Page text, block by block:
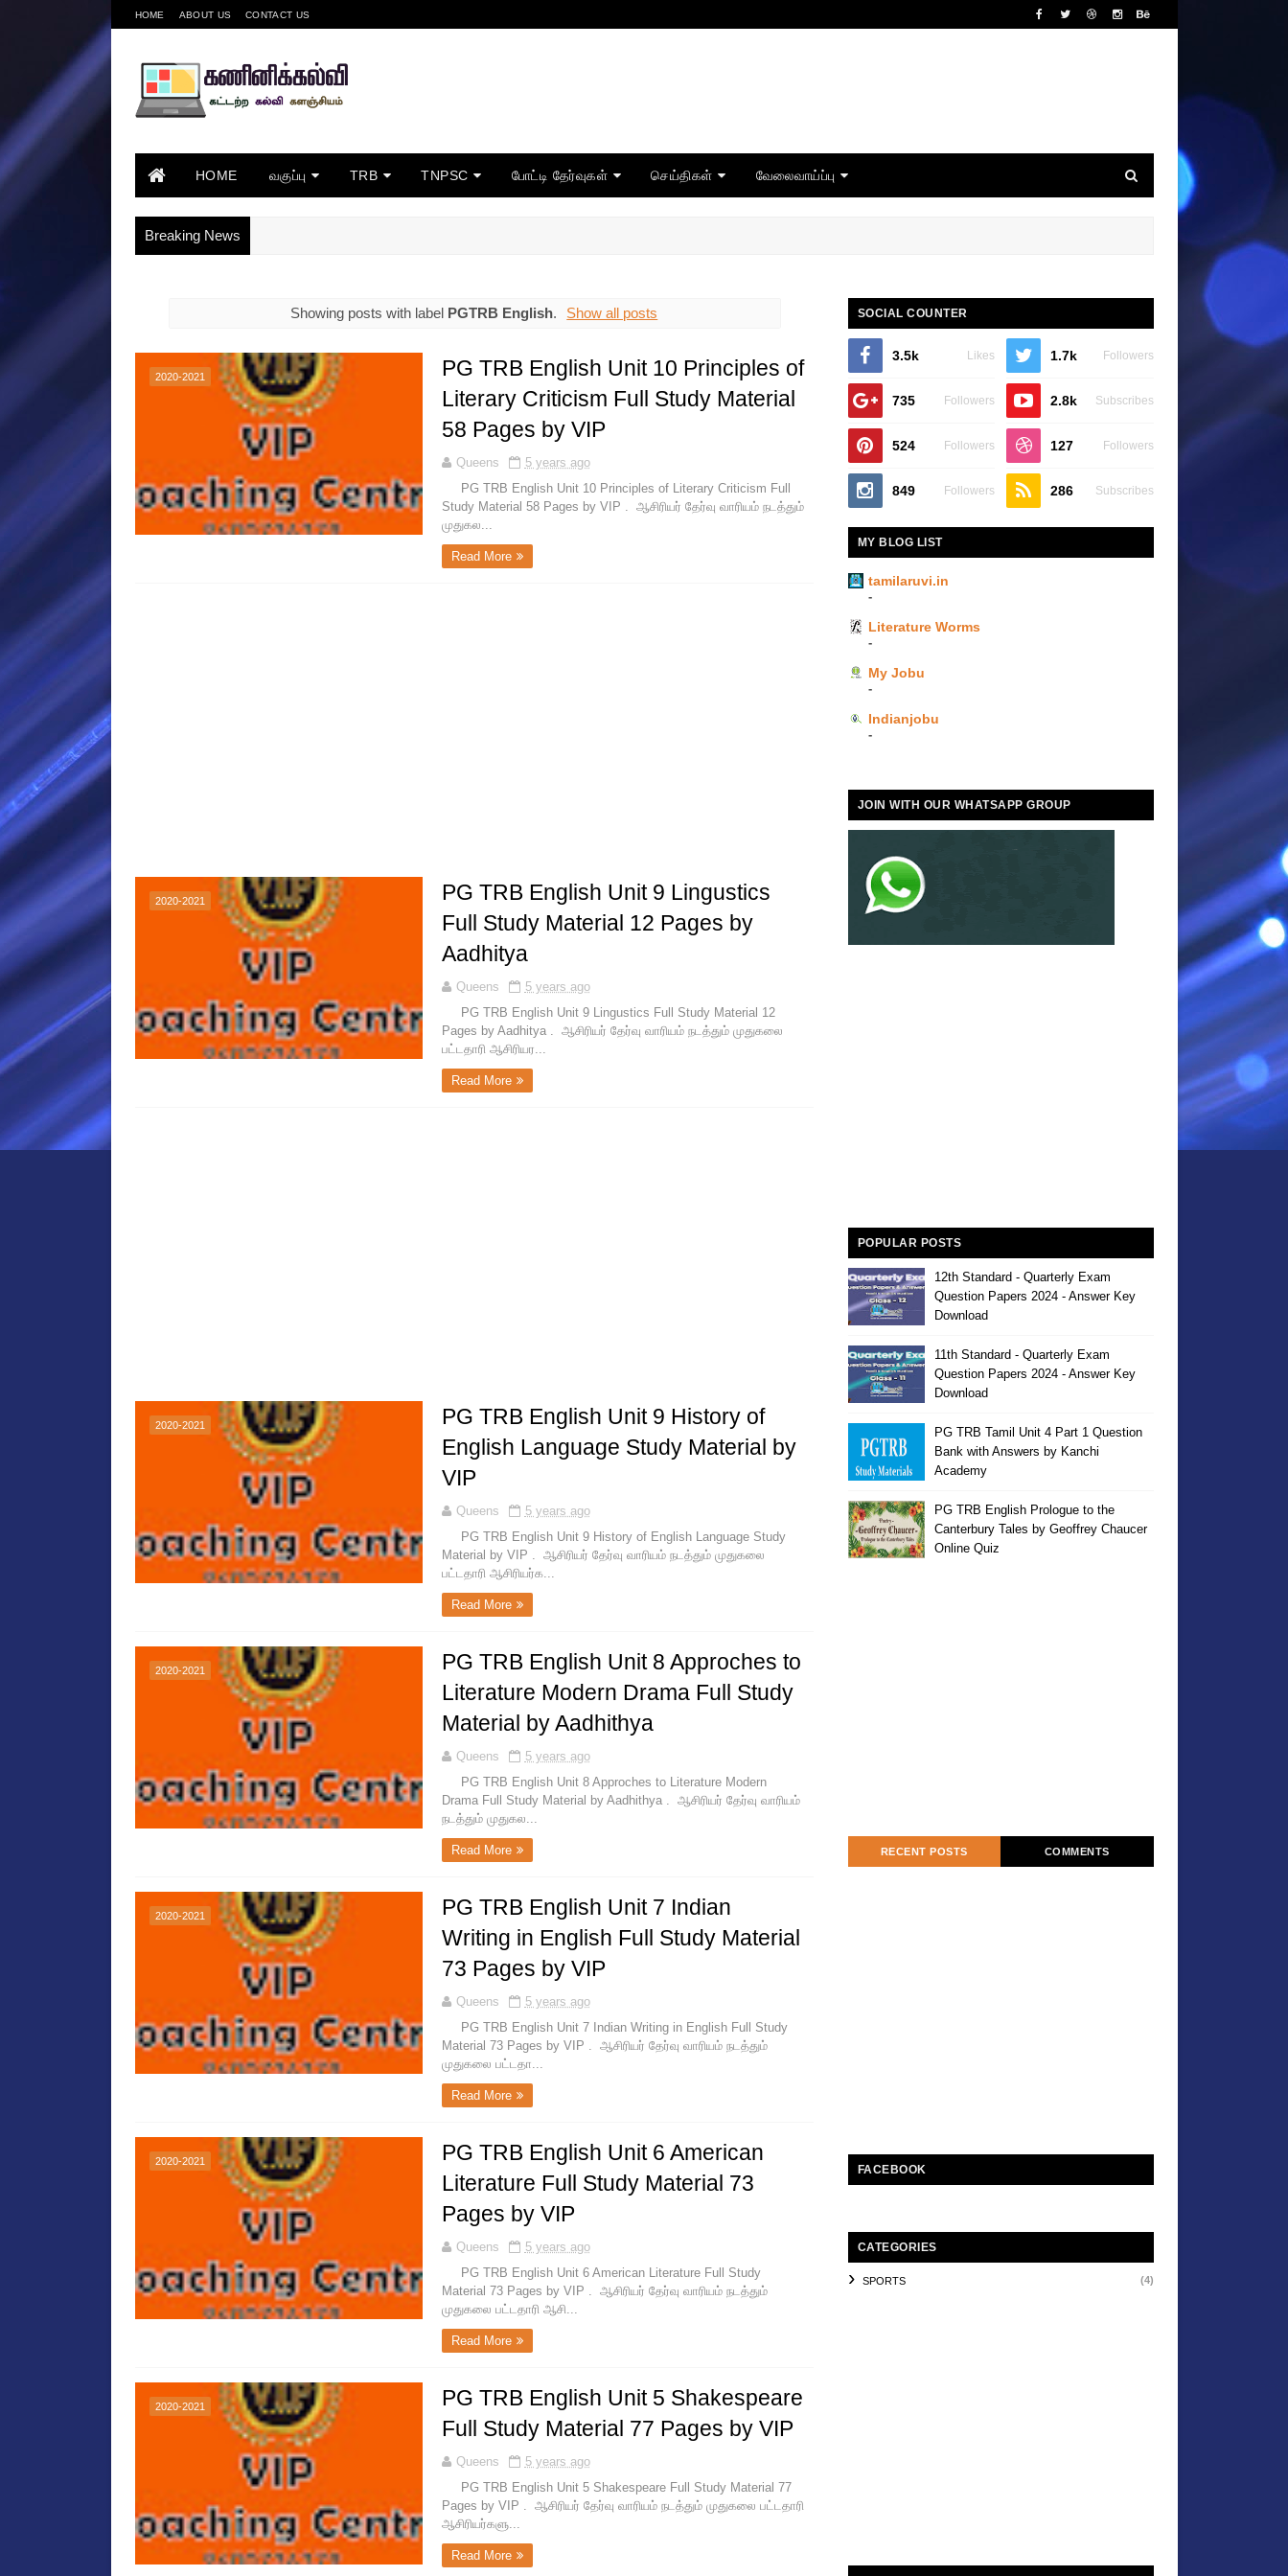
HOME ABOUT US CONTACT US
HOME வகுப்பு TRB TNPSC போட்டி தேர்வுகள் செய்திகள் வேலைவாய்ப்பு
Breaking News
Showing posts with label PGTRB English. Show all posts
2020-2021
PG TRB English Unit 10 Principles of
Literary Criticism Full Study Material
58 Pages by VIP
Queens
5 years ago
PG TRB English Unit 10 Principles of Literary Criticism Full
Study Material 58 Pages by VIP . ஆசிரியர் தேர்வு வாரியம் நடத்தும்
முதுகல...
Read More
2020-2021
PG TRB English Unit 9 Lingustics
Full Study Material 12 Pages by
Aadhitya
Queens
5 years ago
PG TRB English Unit 9 Lingustics Full Study Material 12
Pages by Aadhitya . ஆசிரியர் தேர்வு வாரியம் நடத்தும் முதுகலை
பட்டதாரி ஆசிரியர...
Read More
2020-2021
PG TRB English Unit 9 History of
English Language Study Material by
VIP
Queens
5 years ago
PG TRB English Unit 9 History of English Language Study
Material by VIP . ஆசிரியர் தேர்வு வாரியம் நடத்தும் முதுகலை
பட்டதாரி ஆசிரியர்க...
Read More
2020-2021
PG TRB English Unit 8 Approches to
Literature Modern Drama Full Study
Material by Aadhithya
Queens
5 years ago
PG TRB English Unit 8 Approches to Literature Modern
Drama Full Study Material by Aadhithya . ஆசிரியர் தேர்வு வாரியம்
நடத்தும் முதுகல...
Read More
2020-2021
PG TRB English Unit 7 Indian
Writing in English Full Study Material
73 Pages by VIP
Queens
5 years ago
PG TRB English Unit 7 Indian Writing in English Full Study
Material 73 Pages by VIP . ஆசிரியர் தேர்வு வாரியம் நடத்தும்
முதுகலை பட்டதா...
Read More
2020-2021
PG TRB English Unit 6 American
Literature Full Study Material 73
Pages by VIP
Queens
5 years ago
PG TRB English Unit 6 American Literature Full Study
Material 73 Pages by VIP . ஆசிரியர் தேர்வு வாரியம் நடத்தும்
முதுகலை பட்டதாரி ஆசி...
Read More
2020-2021
PG TRB English Unit 5 Shakespeare
Full Study Material 77 Pages by VIP
Queens
5 years ago
PG TRB English Unit 5 Shakespeare Full Study Material 77
Pages by VIP . ஆசிரியர் தேர்வு வாரியம் நடத்தும் முதுகலை பட்டதாரி
ஆசிரியர்களு...
Read More
SOCIAL COUNTER
3.5k Likes 1.7k Followers
735 Followers 2.8k Subscribes
524 Followers 127 Followers
849 Followers 286 Subscribes
MY BLOG LIST
tamilaruvi.in
-
Literature Worms
-
My Jobu
-
Indianjobu
-
JOIN WITH OUR WHATSAPP GROUP
POPULAR POSTS
12th Standard - Quarterly Exam
Question Papers 2024 - Answer Key
Download
11th Standard - Quarterly Exam
Question Papers 2024 - Answer Key
Download
PG TRB Tamil Unit 4 Part 1 Question
Bank with Answers by Kanchi
Academy
PG TRB English Prologue to the
Canterbury Tales by Geoffrey Chaucer
Online Quiz
RECENT POSTS COMMENTS
FACEBOOK
CATEGORIES
SPORTS (4)